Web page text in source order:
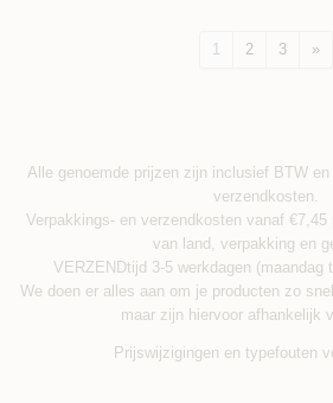
1 2 3 »
Alle genoemde prijzen zijn inclusief BTW
verzendkosten.
Verpakkings- en verzendkosten vanaf
van land, verpakking en
VERZENDtijd 3-5 werkdagen (maandag
We doen er alles aan om je producten zo
maar zijn hiervoor afhankelijk
Prijswijzigingen en typefouten